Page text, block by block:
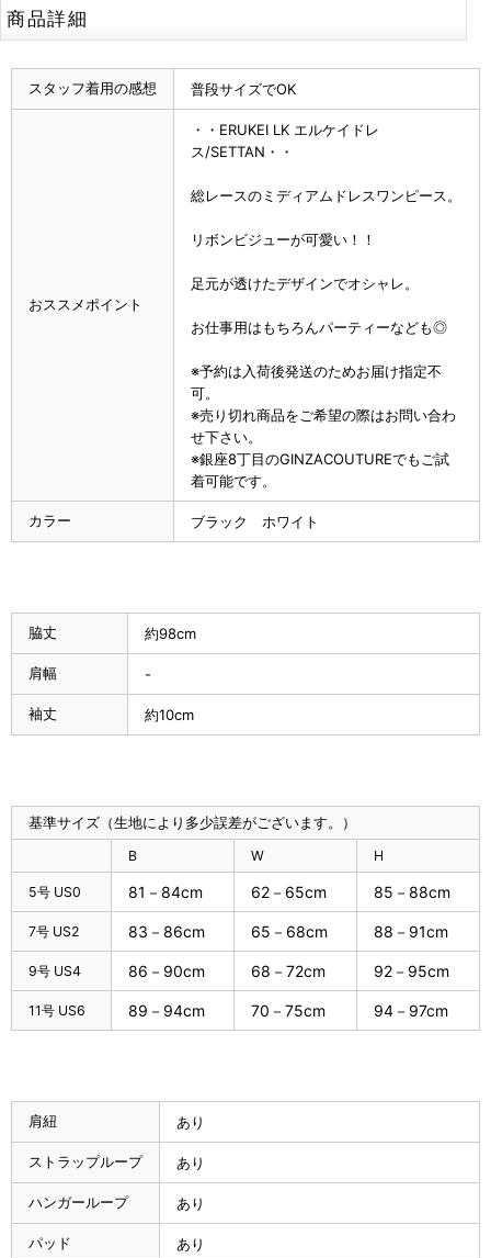
商品詳細
スタッフ着用の感想 普段サイズでOK
おススメポイント
・・ERUKEI LK エルケイドレ
ス/SETTAN・・
総レースのミディアムドレスワンピース。
リボンビジューが可愛い！！
足元が透けたデザインでオシャレ。
お仕事用はもちろんパーティーなども◎
※予約は入荷後発送のためお届け指定不
可。
※売り切れ商品をご希望の際はお問い合わ
せ下さい。
※銀座8丁目のGINZACOUTUREでもご試
着可能です。
カラー ブラック ホワイト
脇丈 約98cm
肩幅 -
袖丈 約10cm
基準サイズ（生地により多少誤差がございます。）
B W H
5号 US0 81－84cm 62－65cm 85－88cm
7号 US2 83－86cm 65－68cm 88－91cm
9号 US4 86－90cm 68－72cm 92－95cm
11号 US6 89－94cm 70－75cm 94－97cm
肩紐 あり
ストラップループ あり
ハンガーループ あり
パッド あり